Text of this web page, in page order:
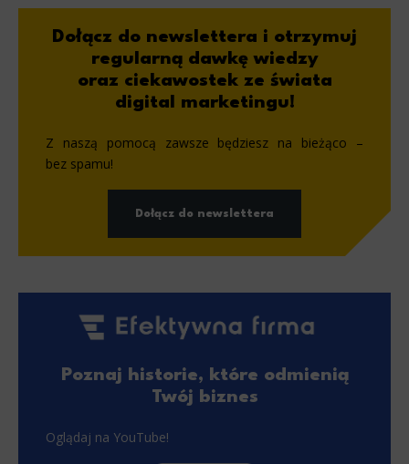
Dołącz do newslettera i otrzymuj
regularną dawkę wiedzy
oraz ciekawostek ze świata
digital marketingu!
Z naszą pomocą zawsze będziesz na bieżąco –
bez spamu!
Dołącz do newslettera
Poznaj historie, które odmienią
Twój biznes
Oglądaj na YouTube!